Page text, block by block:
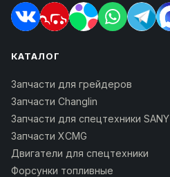
КАТАЛОГ
Запчасти для грейдеров
Запчасти Changlin
Запчасти для спецтехники SANY
Запчасти XCMG
Двигатели для спецтехники
Форсунки топливные